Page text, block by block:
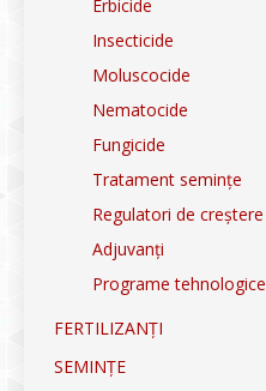
Erbicide
Insecticide
Moluscocide
Nematocide
Fungicide
Tratament semințe
Regulatori de creștere
Adjuvanți
Programe tehnologice
FERTILIZANȚI
SEMINȚE